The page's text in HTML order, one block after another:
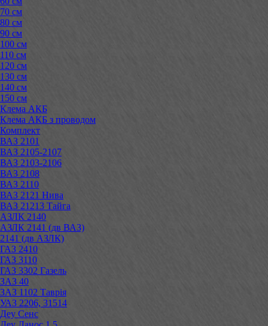
70 см
80 см
90 см
100 см
110 см
120 см
130 см
140 см
150 см
Клема АКБ
Клема АКБ з проводом
Комплект
ВАЗ 2101
ВАЗ 2105-2107
ВАЗ 2103-2106
ВАЗ 2108
ВАЗ 2110
ВАЗ 2121 Нива
ВАЗ 21213 Тайга
АЗЛК 2140
АЗЛК 2141 (дв ВАЗ)
2141 (дв АЗЛК)
ГАЗ 2410
ГАЗ 3110
ГАЗ 3302 Газель
ЗАЗ 40
ЗАЗ 1102 Таврія
УАЗ 2206, 31514
Деу Сенс